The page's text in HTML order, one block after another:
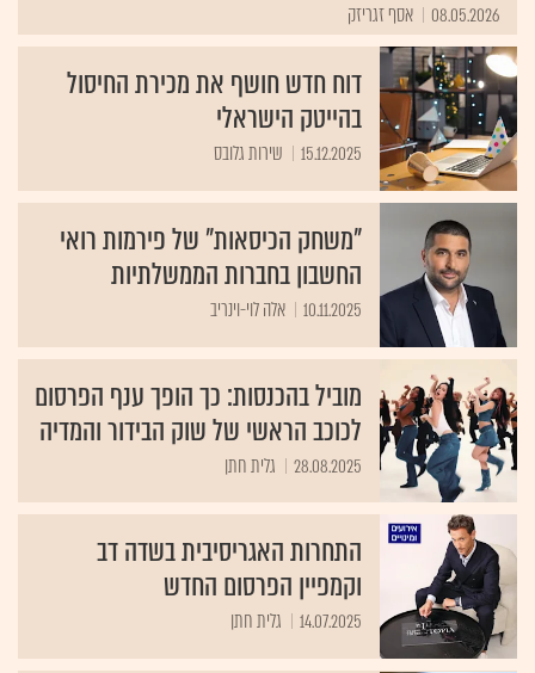
08.05.2026 אסף זגריזק
דוח חדש חושף את מכירת החיסול
בהייטק הישראלי
15.12.2025 שירות גלובס
"משחק הכיסאות" של פירמות רואי
החשבון בחברות הממשלתיות
10.11.2025 אלה לוי-וינריב
מוביל בהכנסות: כך הופך ענף הפרסום
לכוכב הראשי של שוק הבידור והמדיה
28.08.2025 גלית חתן
התחרות האגריסיבית בשדה דב
וקמפיין הפרסום החדש
14.07.2025 גלית חתן